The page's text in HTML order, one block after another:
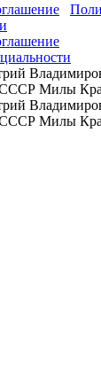
Милы
Милы